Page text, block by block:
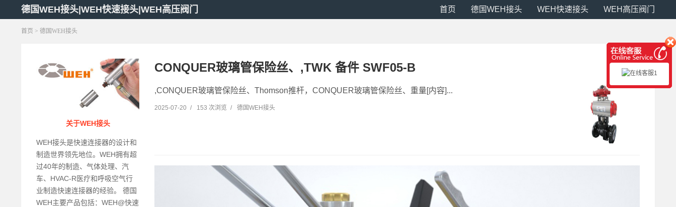
德国WEH接头|WEH快速接头|WEH高压阀门 首页 德国WEH接头 WEH快速接头 WEH高压阀门
首页 > 德国WEH接头
关于WEH接头
WEH接头是快速连接器的设计和
制造世界领先地位。WEH拥有超
过40年的制造、气体处理、汽
车、HVAC-R医疗和呼吸空气行
业制造快速连接器的经验。 德国
WEH主要产品包括：WEH@快速
CONQUER玻璃管保险丝、,TWK 备件 SWF05-B
,CONQUER玻璃管保险丝、Thomson推杆，CONQUER玻璃管保险丝、重量[内容]...
2025-07-20 / 153 次浏览 / 德国WEH接头